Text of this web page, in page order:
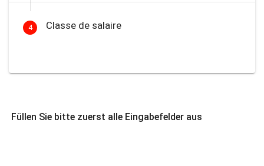
4 Classe de salaire
Füllen Sie bitte zuerst alle Eingabefelder aus